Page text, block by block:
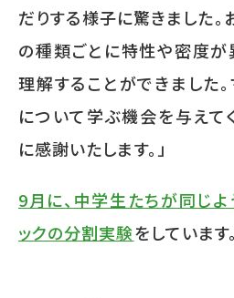
だりする様子に驚きました。
の種類ごとに特性や密度が
理解することができました
について学ぶ機会を与えて
に感謝いたします。」
9月に、中学生たちが同じよ
ックの分割実験をしています。